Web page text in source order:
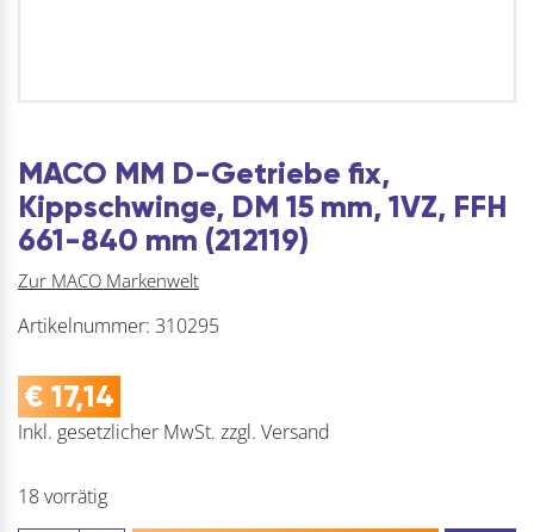
MACO MM D-Getriebe fix,
Kippschwinge, DM 15 mm, 1VZ, FFH
661-840 mm (212119)
Zur MACO Markenwelt
Artikelnummer: 310295
€ 17,14
Inkl. gesetzlicher MwSt. zzgl. Versand
18 vorrätig